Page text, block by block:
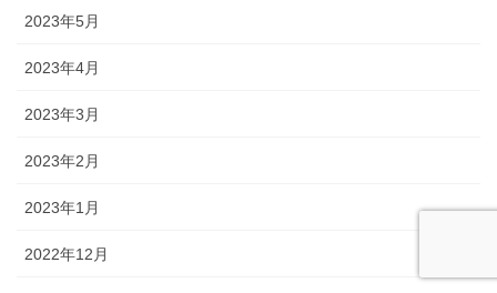
2023年5月
2023年4月
2023年3月
2023年2月
2023年1月
2022年12月